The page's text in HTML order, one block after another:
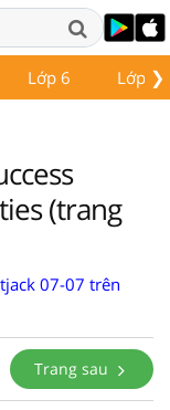
❯
Lớp 6 Lớp 7
(trang
07-07 trên
Trang sau